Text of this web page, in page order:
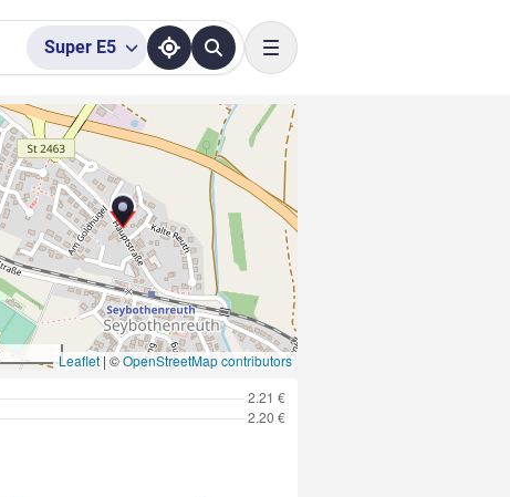
Super E5
Toggle navigation
Leaflet | ©OpenStreetMap contributors